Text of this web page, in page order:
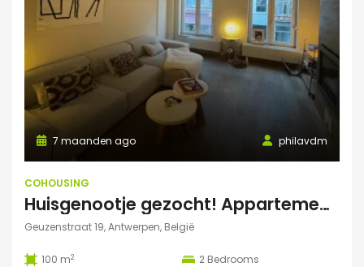
philavdm
7 maanden ago
COHOUSING
Huisgenootje gezocht! Appartement aan het Marnixplein, Antwerpen Zuid
Geuzenstraat 19, Antwerpen, België
100 m2 2 Bedrooms